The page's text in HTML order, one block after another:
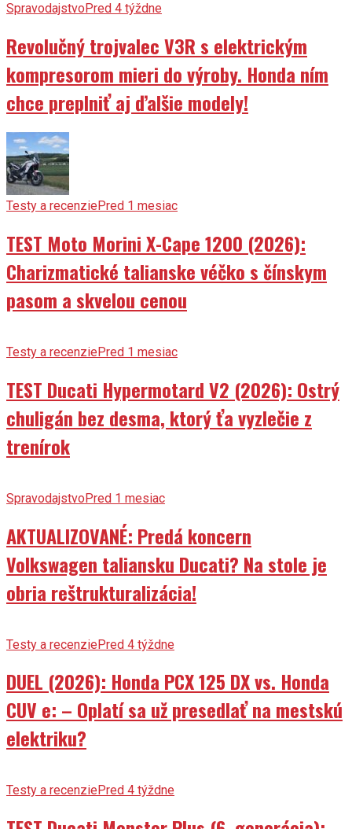
SpravodajstvoPred 4 týždne
Revolučný trojvalec V3R s elektrickým
kompresorom mieri do výroby. Honda ním
chce preplniť aj ďalšie modely!
Testy a recenziePred 1 mesiac
TEST Moto Morini X-Cape 1200 (2026):
Charizmatické talianske véčko s čínskym
pasom a skvelou cenou
Testy a recenziePred 1 mesiac
TEST Ducati Hypermotard V2 (2026): Ostrý
chuligán bez desma, ktorý ťa vyzlečie z
trenírok
SpravodajstvoPred 1 mesiac
AKTUALIZOVANÉ: Predá koncern
Volkswagen taliansku Ducati? Na stole je
obria reštrukturalizácia!
Testy a recenziePred 4 týždne
DUEL (2026): Honda PCX 125 DX vs. Honda
CUV e: – Oplatí sa už presedlať na mestskú
elektriku?
Testy a recenziePred 4 týždne